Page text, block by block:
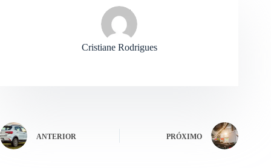
Cristiane Rodrigues
ANTERIOR PRÓXIMO